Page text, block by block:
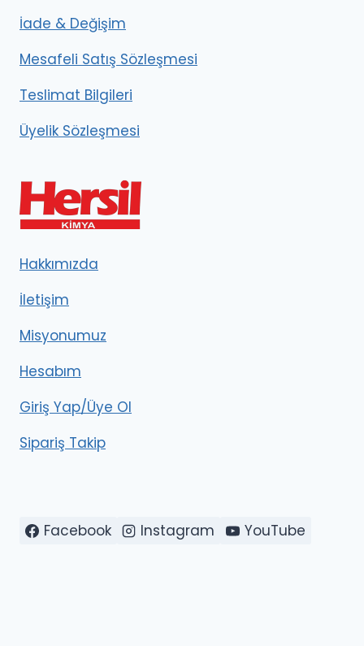
İade & Değişim
Mesafeli Satış Sözleşmesi
Teslimat Bilgileri
Üyelik Sözleşmesi
Hakkımızda
İletişim
Misyonumuz
Hesabım
Giriş Yap/Üye Ol
Sipariş Takip
Facebook Instagram YouTube